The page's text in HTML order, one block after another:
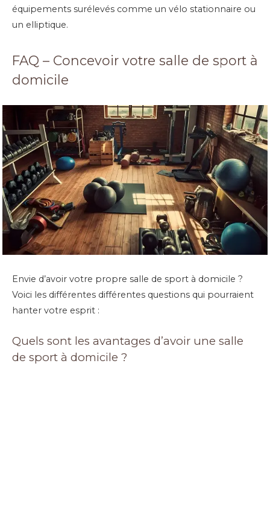
équipements surélevés comme un vélo stationnaire ou
un elliptique.
FAQ – Concevoir votre salle de sport à
domicile
Envie d’avoir votre propre salle de sport à domicile ?
Voici les différentes différentes questions qui pourraient
hanter votre esprit :
Quels sont les avantages d’avoir une salle
de sport à domicile ?